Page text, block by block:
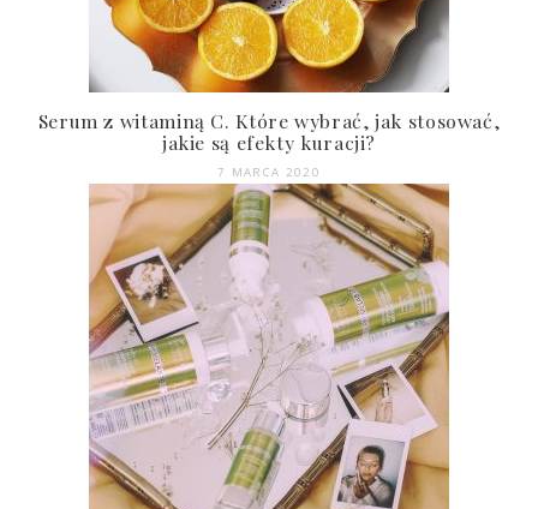
Serum z witaminą C. Które wybrać, jak stosować,
jakie są efekty kuracji?
7 MARCA 2020